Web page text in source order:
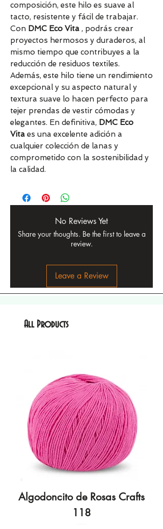
composición, este hilo es suave al
tacto, resistente y fácil de trabajar.
Con DMC Eco Vita , podrás crear
proyectos hermosos y duraderos, al
mismo tiempo que contribuyes a la
reducción de residuos textiles.
Además, este hilo tiene un rendimiento
excepcional y su aspecto natural y
textura suave lo hacen perfecto para
tejer prendas de vestir cómodas y
elegantes. En definitiva, DMC Eco
Vita es una excelente adición a
cualquier colección de lanas y
comprometido con la sostenibilidad y
la calidad.
No Reviews Yet
Share your thoughts. Be the first to leave a
review.
Leave a Review
All Products
Algodoncito de Rosas Crafts
118